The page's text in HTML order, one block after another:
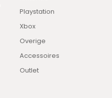
Playstation
Xbox
Overige
Accessoires
Outlet